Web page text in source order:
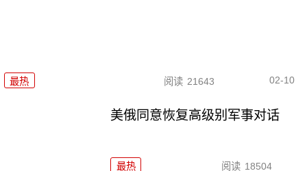
最热 阅读 21643 02-10
美俄同意恢复高级别军事对话
最热 阅读 18504